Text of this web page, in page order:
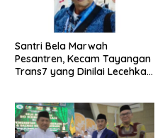
Santri Bela Marwah
Pesantren, Kecam Tayangan
Trans7 yang Dinilai Lecehkan